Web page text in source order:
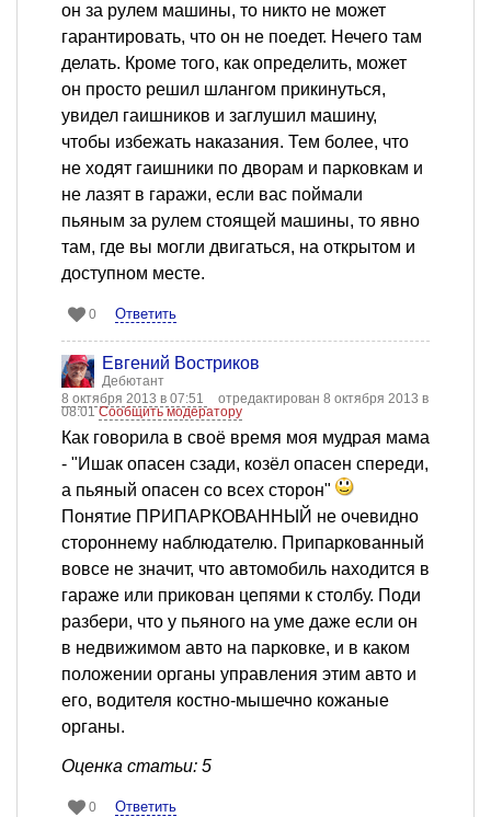
он за рулем машины, то никто не может
гарантировать, что он не поедет. Нечего там
делать. Кроме того, как определить, может
он просто решил шлангом прикинуться,
увидел гаишников и заглушил машину,
чтобы избежать наказания. Тем более, что
не ходят гаишники по дворам и парковкам и
не лазят в гаражи, если вас поймали
пьяным за рулем стоящей машины, то явно
там, где вы могли двигаться, на открытом и
доступном месте.
0 Ответить
Евгений Востриков
Дебютант
8 октября 2013 в 07:51
отредактирован 8 октября 2013 в
08:01Сообщить модератору
Как говорила в своё время моя мудрая мама
- "Ишак опасен сзади, козёл опасен спереди,
а пьяный опасен со всех сторон"
Понятие ПРИПАРКОВАННЫЙ не очевидно
стороннему наблюдателю. Припаркованный
вовсе не значит, что автомобиль находится в
гараже или прикован цепями к столбу. Поди
разбери, что у пьяного на уме даже если он
в недвижимом авто на парковке, и в каком
положении органы управления этим авто и
его, водителя костно-мышечно кожаные
органы.
Оценка статьи: 5
0 Ответить